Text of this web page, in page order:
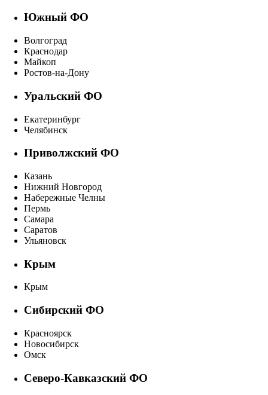
Южный ФО
Волгоград
Краснодар
Майкоп
Ростов-на-Дону
Уральский ФО
Екатеринбург
Челябинск
Приволжский ФО
Казань
Нижний Новгород
Набережные Челны
Пермь
Самара
Саратов
Ульяновск
Крым
Крым
Сибирский ФО
Красноярск
Новосибирск
Омск
Северо-Кавказский ФО